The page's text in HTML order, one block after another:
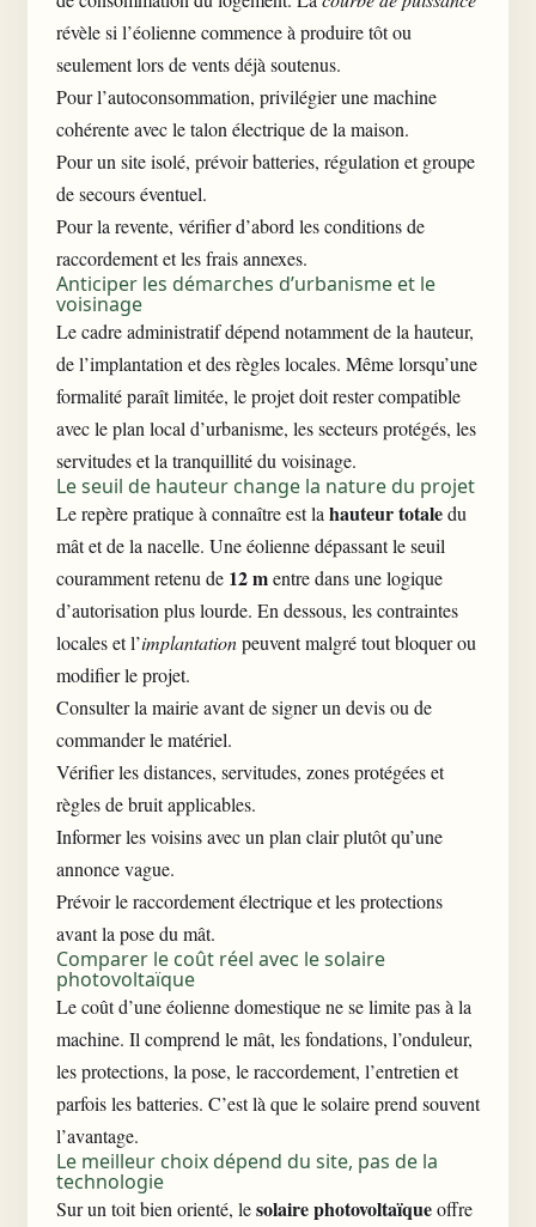
révèle si l’éolienne commence à produire tôt ou
seulement lors de vents déjà soutenus.
Pour l’autoconsommation, privilégier une machine
cohérente avec le talon électrique de la maison.
Pour un site isolé, prévoir batteries, régulation et groupe
de secours éventuel.
Pour la revente, vérifier d’abord les conditions de
raccordement et les frais annexes.
Anticiper les démarches d’urbanisme et le
voisinage
Le cadre administratif dépend notamment de la hauteur,
de l’implantation et des règles locales. Même lorsqu’une
formalité paraît limitée, le projet doit rester compatible
avec le plan local d’urbanisme, les secteurs protégés, les
servitudes et la tranquillité du voisinage.
Le seuil de hauteur change la nature du projet
Le repère pratique à connaître est la hauteur totaledu
mât et de la nacelle. Une éolienne dépassant le seuil
couramment retenu de 12 mentre dans une logique
d’autorisation plus lourde. En dessous, les contraintes
locales et l’implantationpeuvent malgré tout bloquer ou
modifier le projet.
Consulter la mairie avant de signer un devis ou de
commander le matériel.
Vérifier les distances, servitudes, zones protégées et
règles de bruit applicables.
Informer les voisins avec un plan clair plutôt qu’une
annonce vague.
Prévoir le raccordement électrique et les protections
avant la pose du mât.
Comparer le coût réel avec le solaire
photovoltaïque
Le coût d’une éolienne domestique ne se limite pas à la
machine. Il comprend le mât, les fondations, l’onduleur,
les protections, la pose, le raccordement, l’entretien et
parfois les batteries. C’est là que le solaire prend souvent
l’avantage.
Le meilleur choix dépend du site, pas de la
technologie
Sur un toit bien orienté, lesolaire photovoltaïqueoffre